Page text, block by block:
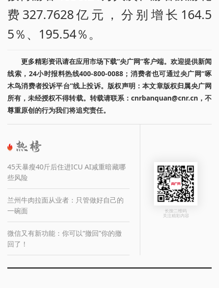
费327.7628亿元，分别增长164.5
5％、195.54％。
更多精彩资讯请在应用市场下载“央广网”客户端。欢迎提供新闻
线索，24小时报料热线400-800-0088；消费者也可通过央广网“啄
木鸟消费者投诉平台”线上投诉。版权声明：本文章版权归属央广网
所有，未经授权不得转载。转载请联系：cnrbanquan@cnr.cn，不
尊重原创的行为我们将追究责任。
45天暴瘦40斤后住进ICU AI减重暗藏哪
些风险
兰州牛肉拉面从业者：只管做好自己的
一碗面
微信又有新功能：你可以“撤回”你的撤
回了！
长按二维码
关注精彩内容